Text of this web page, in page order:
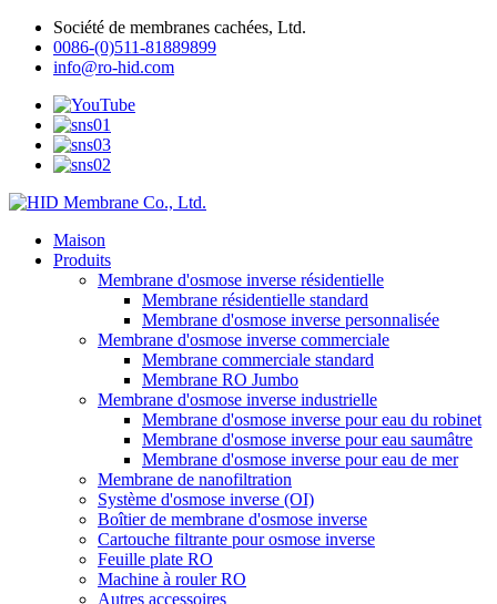
Société de membranes cachées, Ltd.
0086-(0)511-81889899
info@ro-hid.com
Maison
Produits
Membrane d'osmose inverse résidentielle
Membrane résidentielle standard
Membrane d'osmose inverse personnalisée
Membrane d'osmose inverse commerciale
Membrane commerciale standard
Membrane RO Jumbo
Membrane d'osmose inverse industrielle
Membrane d'osmose inverse pour eau du robinet
Membrane d'osmose inverse pour eau saumâtre
Membrane d'osmose inverse pour eau de mer
Membrane de nanofiltration
Système d'osmose inverse (OI)
Boîtier de membrane d'osmose inverse
Cartouche filtrante pour osmose inverse
Feuille plate RO
Machine à rouler RO
Autres accessoires